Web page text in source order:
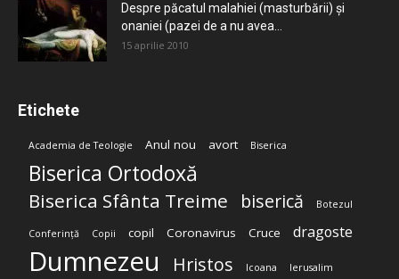
Despre păcatul malahiei (masturbării) şi
onaniei (pazei de a nu avea...
15 aprilie 2010
Etichete
Academia de Teologie Anul nou avort Biserica
Biserica Ortodoxă
Biserica Sfânta Treime biserică Botezul
Conferință Copii copil Coronavirus Cruce dragoste
Dumnezeu Hristos Icoana Ierusalim